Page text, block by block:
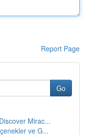
Report Page
Go
Mirac...
ve G...